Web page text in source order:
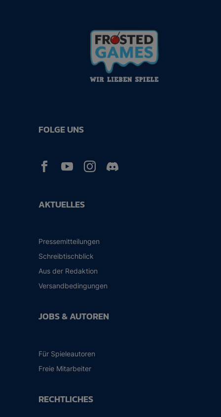
AKTUELLES
Pressemitteilungen
Schreibtischblick
Aus der Redaktion
Versandbedingungen
JOBS & AUTOREN
Für Spieleautoren
Freie Mitarbeiter
RECHTLICHES
FOLGE UNS
  